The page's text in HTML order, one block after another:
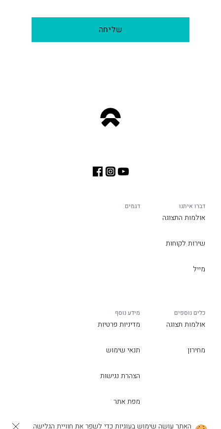
שליחה
דברו איתנו
אולמות התצוגה
שירות לקוחות
מייל
דגמים
כלים נוספים
אולמות תצוגה
מחירון
מידע נוסף
מדיניות פרטיות
תנאי שימוש
הצהרת נגישות
מפת אתר
האתר עושה שימוש בעוגיות כדי לשפר את חוויית הגלישה